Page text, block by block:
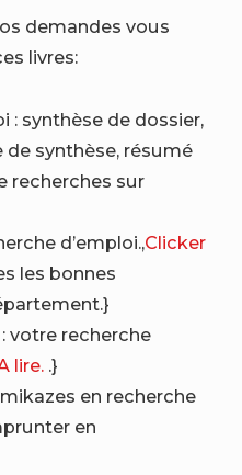
demandes vous
livres:
: synthèse de dossier,
de synthèse, résumé
recherches sur
d’emploi.,Clicker
les bonnes
votre recherche
lire. .}
en recherche
en